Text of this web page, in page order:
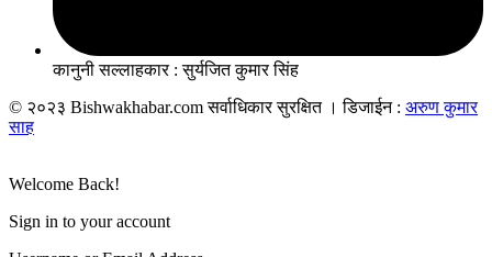
कानुनी सल्लाहकार : सुर्यजित कुमार सिंह
© २०२३ Bishwakhabar.com सर्वाधिकार सुरक्षित । डिजाईन : अरुण कुमार
साह
Welcome Back!
Sign in to your account